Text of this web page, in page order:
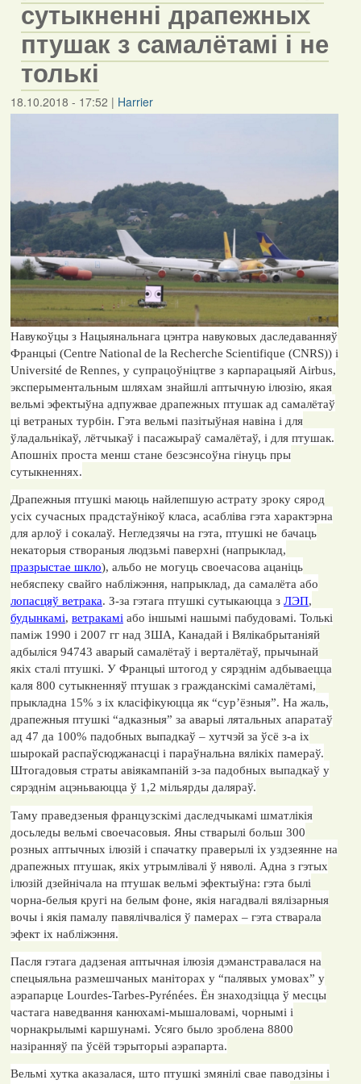
сутыкненні драпежных
птушак з самалётамі і не
толькі
18.10.2018 - 17:52 | Harrier
Навукоўцы з Нацыянальнага цэнтра навуковых даследаванняў
Францыі (Centre National de la Recherche Scientifique (CNRS)) і
Université de Rennes, у супрацоўніцтве з карпарацыяй Airbus,
эксперыментальным шляхам знайшлі аптычную ілюзію, якая
вельмі эфектыўна адпужвае драпежных птушак ад самалётаў
ці ветраных турбін. Гэта вельмі пазітыўная навіна і для
ўладальнікаў, лётчыкаў і пасажыраў самалётаў, і для птушак.
Апошніх проста менш стане безсэнсоўна гінуць пры
сутыкненнях.
Драпежныя птушкі маюць найлепшую астрату зроку сярод
усіх сучасных прадстаўнікоў класа, асабліва гэта характэрна
для арлоў і сокалаў. Негледзячы на гэта, птушкі не бачаць
некаторыя створаныя людзьмі паверхні (напрыклад,
празрыстае шкло), альбо не могуць своечасова ацаніць
небяспеку свайго набліжэння, напрыклад, да самалёта або
лопасцяў ветрака. З-за гэтага птушкі сутыкаюцца з ЛЭП,
будынкамі, ветракаміабо іншымі нашымі пабудовамі. Толькі
паміж 1990 і 2007 гг над ЗША, Канадай і Вялікабрытаніяй
адбыліся 94743 аварый самалётаў і верталётаў, прычынай
якіх сталі птушкі. У Францыі штогод у сярэднім адбываецца
каля 800 сутыкненняў птушак з гражданскімі самалётамі,
прыкладна 15% з іх класіфікуюцца як “сур’ёзныя”. На жаль,
драпежныя птушкі “адказныя” за аварыі лятальных апаратаў
ад 47 да 100% падобных выпадкаў – хутчэй за ўсё з-а іх
шырокай распаўсюджанасці і параўнальна вялікіх памераў.
Штогадовыя страты авіякампаній з-за падобных выпадкаў у
сярэднім ацэньваюцца ў 1,2 мільярды даляраў.
Таму праведзеныя французскімі даследчыкамі шматлікія
досьледы вельмі своечасовыя. Яны стварылі больш 300
розных аптычных ілюзій і спачатку праверылі іх уздзеянне на
драпежных птушак, якіх утрымлівалі ў няволі. Адна з гэтых
ілюзій дзейнічала на птушак вельмі эфектыўна: гэта былі
чорна-белыя кругі на белым фоне, якія нагадвалі вялізарныя
вочы і якія памалу павялічваліся ў памерах – гэта стварала
эфект іх набліжэння.
Пасля гэтага дадзеная аптычная ілюзія дэманстравалася на
спецыяльна размешчаных маніторах у “палявых умовах” у
аэрапарце Lourdes-Tarbes-Pyrénées. Ён знаходзіцца ў месцы
частага наведвання канюхамі-мышаловамі, чорнымі і
чорнакрылымі каршунамі. Усяго было зроблена 8800
назіранняў па ўсёй тэрыторыі аэрапарта.
Вельмі хутка аказалася, што птушкі змянілі свае паводзіны і